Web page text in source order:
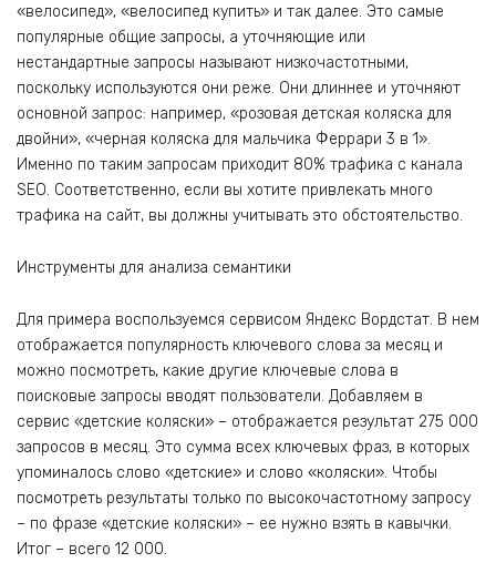
«велосипед», «велосипед купить» и так далее. Это самые
популярные общие запросы, а уточняющие или
нестандартные запросы называют низкочастотными,
поскольку используются они реже. Они длиннее и уточняют
основной запрос: например, «розовая детская коляска для
двойни», «черная коляска для мальчика Феррари 3 в 1».
Именно по таким запросам приходит 80% трафика с канала
SEO. Соответственно, если вы хотите привлекать много
трафика на сайт, вы должны учитывать это обстоятельство.
Инструменты для анализа семантики
Для примера воспользуемся сервисом Яндекс Вордстат. В нем
отображается популярность ключевого слова за месяц и
можно посмотреть, какие другие ключевые слова в
поисковые запросы вводят пользователи. Добавляем в
сервис «детские коляски» – отображается результат 275 000
запросов в месяц. Это сумма всех ключевых фраз, в которых
упоминалось слово «детские» и слово «коляски». Чтобы
посмотреть результаты только по высокочастотному запросу
– по фразе «детские коляски» – ее нужно взять в кавычки.
Итог – всего 12 000.